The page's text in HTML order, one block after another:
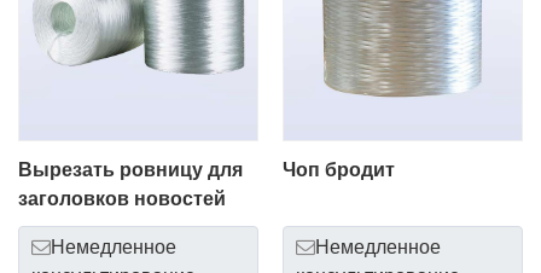
Вырезать ровницу для
заголовков новостей
Немедленное
Чоп бродит
Немедленное